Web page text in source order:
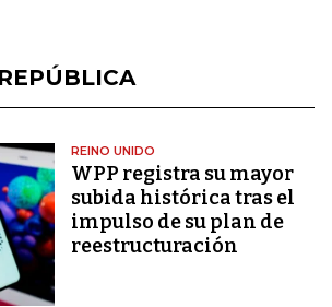
REINO UNIDO
WPP registra su mayor
subida histórica tras el
impulso de su plan de
reestructuración